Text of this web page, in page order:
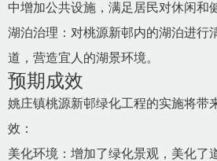
中增加公共设施，满足居民对休闲和
湖泊治理：对桃源新邨内的湖泊进行
道，营造宜人的湖景环境。
预期成效
姚庄镇桃源新邨绿化工程的实施将带
效：
美化环境：增加了绿化景观，美化了